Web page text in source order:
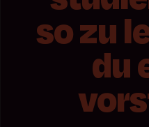
so zu
du